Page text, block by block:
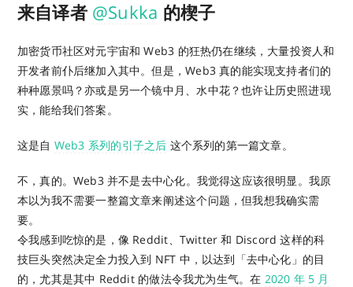
来自译者 @Sukka 的楔子
加密货币社区对元宇宙和 Web3 的狂热仍在继续，大量投资人和
开发者前仆后继加入其中。但是，Web3 真的能实现支持者们的
种种愿景吗？亦或是另一个镜中月、水中花？也许让历史照进现
实，能给我们答案。
这是自 Web3 系列的引子之后 这个系列的第一篇文章。
不，真的。Web3 并不是去中心化。我觉得这应该很明显。我原
本以为我不需要一整篇文章来阐述这个问题，但我想我确实需
要。
令我感到吃惊的是，像 Reddit、Twitter 和 Discord 这样的科
技巨头突然决定全力投入到 NFT 中，以达到「去中心化」的目
的，尤其是其中 Reddit 的做法令我尤为生气。在 2020 年 5 月